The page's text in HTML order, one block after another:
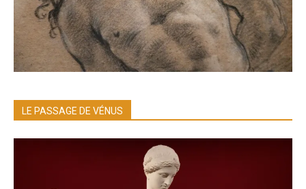
LE PASSAGE DE VÉNUS